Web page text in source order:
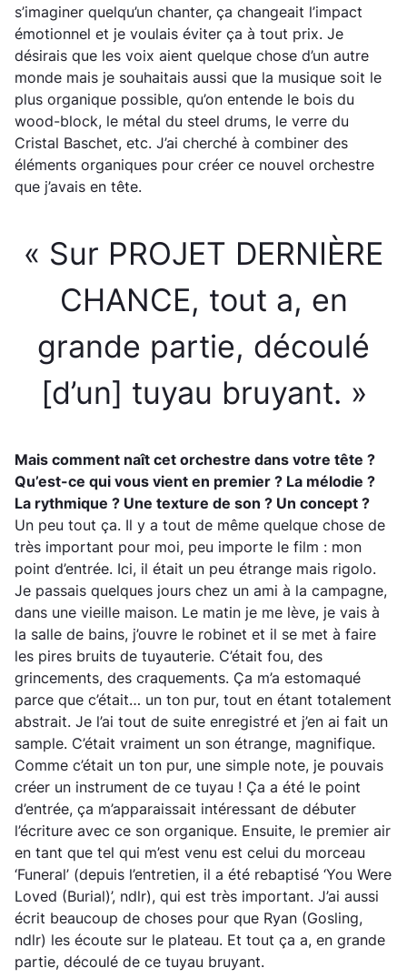
s’imaginer quelqu’un chanter, ça changeait l’impact
émotionnel et je voulais éviter ça à tout prix. Je
désirais que les voix aient quelque chose d’un autre
monde mais je souhaitais aussi que la musique soit le
plus organique possible, qu’on entende le bois du
wood-block, le métal du steel drums, le verre du
Cristal Baschet, etc. J’ai cherché à combiner des
éléments organiques pour créer ce nouvel orchestre
que j’avais en tête.
« Sur PROJET DERNIÈRE
CHANCE, tout a, en
grande partie, découlé
[d’un] tuyau bruyant. »
Mais comment naît cet orchestre dans votre tête ?
Qu’est-ce qui vous vient en premier ? La mélodie ?
La rythmique ? Une texture de son ? Un concept ?
Un peu tout ça. Il y a tout de même quelque chose de
très important pour moi, peu importe le film : mon
point d’entrée. Ici, il était un peu étrange mais rigolo.
Je passais quelques jours chez un ami à la campagne,
dans une vieille maison. Le matin je me lève, je vais à
la salle de bains, j’ouvre le robinet et il se met à faire
les pires bruits de tuyauterie. C’était fou, des
grincements, des craquements. Ça m’a estomaqué
parce que c’était… un ton pur, tout en étant totalement
abstrait. Je l’ai tout de suite enregistré et j’en ai fait un
sample. C’était vraiment un son étrange, magnifique.
Comme c’était un ton pur, une simple note, je pouvais
créer un instrument de ce tuyau ! Ça a été le point
d’entrée, ça m’apparaissait intéressant de débuter
l’écriture avec ce son organique. Ensuite, le premier air
en tant que tel qui m’est venu est celui du morceau
‘Funeral’ (depuis l’entretien, il a été rebaptisé ‘You Were
Loved (Burial)’, ndlr), qui est très important. J’ai aussi
écrit beaucoup de choses pour que Ryan (Gosling,
ndlr) les écoute sur le plateau. Et tout ça a, en grande
partie, découlé de ce tuyau bruyant.